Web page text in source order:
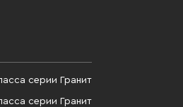
серии Гранит
серии Гранит